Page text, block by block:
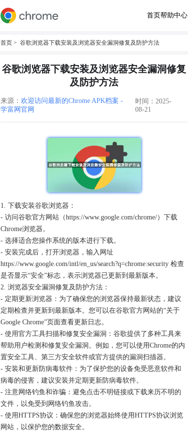
首页帮助中心
首页 > 谷歌浏览器下载安装及浏览器安全漏洞修复及防护方法
谷歌浏览器下载安装及浏览器安全漏洞修复
及防护方法
来源： 欢迎访问最新的Chrome APK档案 -
学富网官网
时间：2025-
08-21
1. 下载安装谷歌浏览器：
- 访问谷歌官方网站（https://www.google.com/chrome/）下载
Chrome浏览器。
- 选择适合您操作系统的版本进行下载。
- 安装完成后，打开浏览器，输入网址
https://www.google.com/intl/en_us/search?q=chrome:security 检查
是否显示“安全”标志，表示浏览器已更新到最新版本。
2. 浏览器安全漏洞修复及防护方法：
- 定期更新浏览器：为了确保您的浏览器保持最新状态，建议
定期检查并更新到最新版本。您可以在谷歌官方网站的“关于
Google Chrome”页面查看更新日志。
- 使用官方工具扫描和修复安全漏洞：谷歌提供了多种工具来
帮助用户检测和修复安全漏洞。例如，您可以使用Chrome的内
置安全工具、第三方安全软件或官方提供的漏洞扫描器。
- 安装和更新防病毒软件：为了保护您的设备免受恶意软件和
病毒的侵害，建议安装并定期更新防病毒软件。
- 注意网络钓鱼和诈骗：避免点击不明链接或下载来历不明的
文件，以免受到网络钓鱼攻击。
- 使用HTTPS协议：确保您的浏览器始终使用HTTPS协议浏览
网站，以保护您的数据安全。